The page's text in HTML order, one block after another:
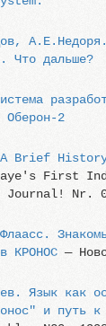
Что дальше?
Оберон-2
Brief History
First
Journal! Nr.
КРОНОС —
Язык как
и путь к